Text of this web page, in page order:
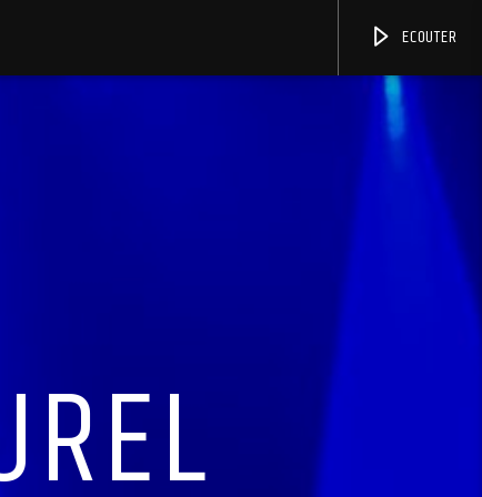
ECOUTER